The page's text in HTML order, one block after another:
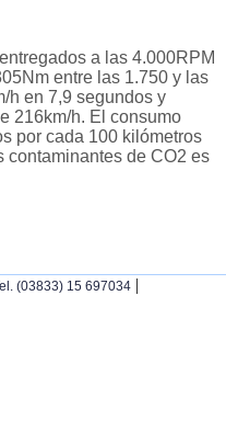
a las 4.000RPM
entre las 1.750 y las
h en 7,9 segundos y
216km/h. El consumo
por cada 100 kilómetros
contaminantes de CO2 es
(03833) 15 697034 |